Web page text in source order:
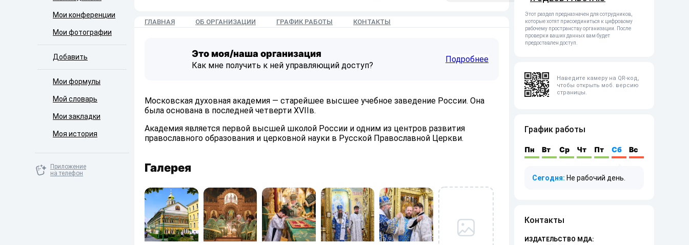
Мои конференции
Мои фотографии
Добавить
Мои формулы
Мой словарь
Мои закладки
Моя история
Приложение
на телефон
ГЛАВНАЯ ОБ ОРГАНИЗАЦИИ ГРАФИК РАБОТЫ КОНТАКТЫ
Это моя/наша организация
Как мне получить к ней управляющий доступ?
Подробнее
Московская духовная академия — старейшее высшее учебное заведение России. Она
была основана в последней четверти XVIIв.
Академия является первой высшей школой России и одним из центров развития
православного образования и церковной науки в Русской Православной Церкви.
Галерея
Этот раздел предназначен для сотрудников,
которые хотят присоединиться к цифровому
рабочему пространству организации. После
проверки ваших данных вам будет
предоставлен доступ.
Наведите камеру на QR-код,
чтобы открыть моб. версию
страницы.
График работы
Пн Вт Ср Чт Пт Сб Вс
Сегодня: Не рабочий день.
Контакты
ИЗДАТЕЛЬСТВО МДА: